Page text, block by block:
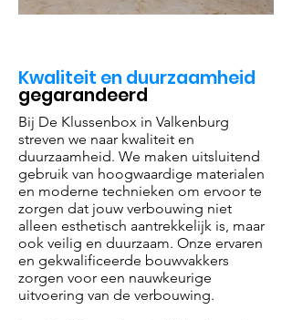
Kwaliteit en duurzaamheid
gegarandeerd
Bij De Klussenbox in Valkenburg
streven we naar kwaliteit en
duurzaamheid. We maken uitsluitend
gebruik van hoogwaardige materialen
en moderne technieken om ervoor te
zorgen dat jouw verbouwing niet
alleen esthetisch aantrekkelijk is, maar
ook veilig en duurzaam. Onze ervaren
en gekwalificeerde bouwvakkers
zorgen voor een nauwkeurige
uitvoering van de verbouwing.